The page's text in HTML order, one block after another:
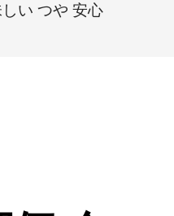
い つや 安心